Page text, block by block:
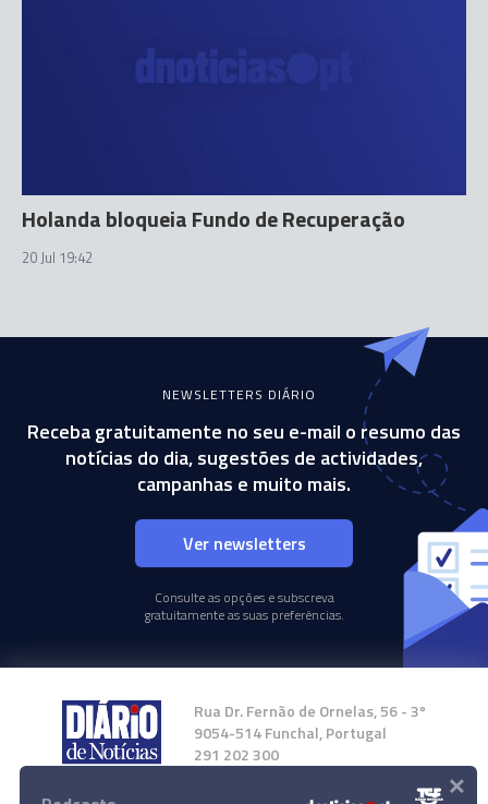
Holanda bloqueia Fundo de Recuperação
20 Jul 19:42
NEWSLETTERS DIÁRIO
Receba gratuitamente no seu e-mail o resumo das
notícias do dia, sugestões de actividades,
campanhas e muito mais.
Ver newsletters
Consulte as opções e subscreva
gratuitamente as suas preferências.
Rua Dr. Fernão de Ornelas, 56 - 3º
9054-514 Funchal, Portugal
291 202 300
×